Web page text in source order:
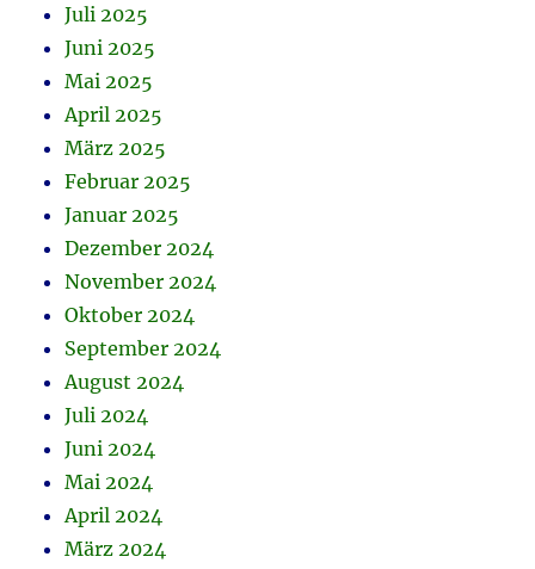
Juli 2025
Juni 2025
Mai 2025
April 2025
März 2025
Februar 2025
Januar 2025
Dezember 2024
November 2024
Oktober 2024
September 2024
August 2024
Juli 2024
Juni 2024
Mai 2024
April 2024
März 2024